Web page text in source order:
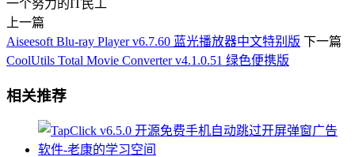
一个努力的IT民工
上一篇
Aiseesoft Blu-ray Player v6.7.60 蓝光播放器中文特别版 下一篇
CoolUtils Total Movie Converter v4.1.0.51 绿色便携版
相关推荐